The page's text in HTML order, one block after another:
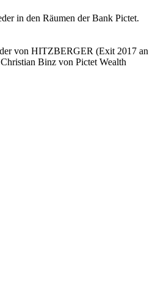
in den Räumen der Bank Pictet.
von HITZBERGER (Exit 2017 an
Binz von Pictet Wealth